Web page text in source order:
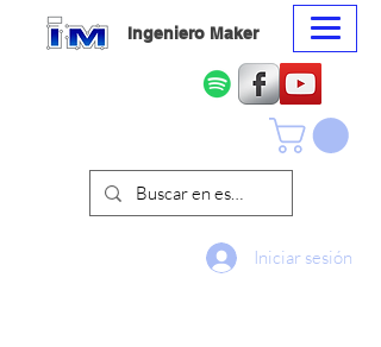
Ingeniero Maker
Iniciar sesión